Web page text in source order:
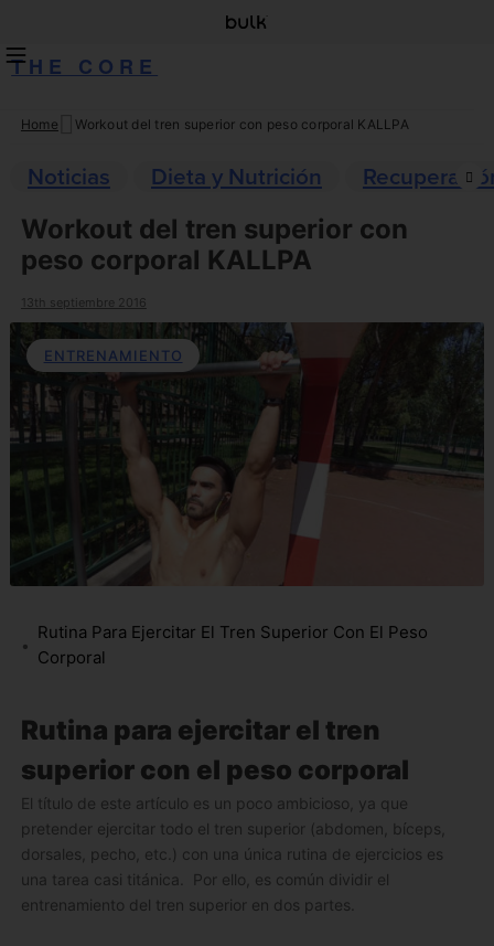
THE CORE
Skip
content
Home Workout del tren superior con peso corporal KALLPA
Noticias Dieta y Nutrición
Workout del tren superior con
peso corporal KALLPA
13th septiembre 2016
ENTRENAMIENTO
Rutina Para Ejercitar El Tren Superior Con El Peso
Corporal
Rutina para ejercitar el tren
superior con el peso corporal
El título de este artículo es un poco ambicioso, ya que
pretender ejercitar todo el tren superior (abdomen, bíceps,
dorsales, pecho, etc.) con una única rutina de ejercicios es
una tarea casi titánica. Por ello, es común dividir el
entrenamiento del tren superior en dos partes.